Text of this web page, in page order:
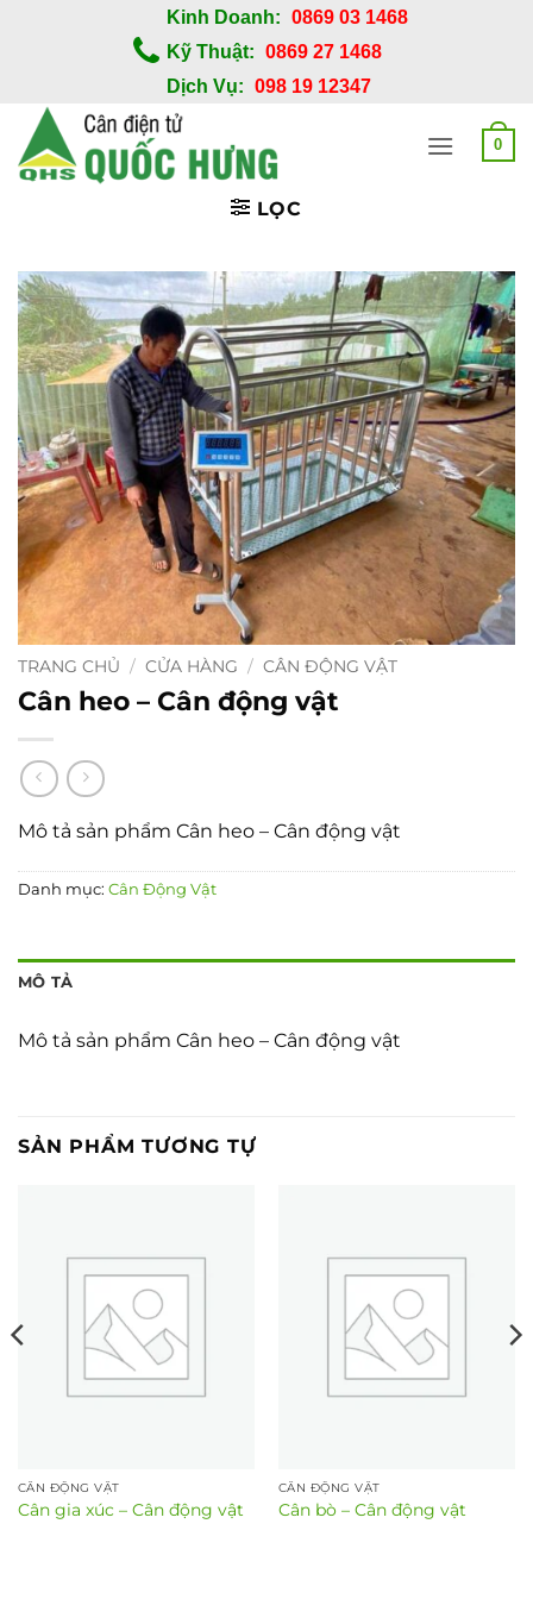
dung
Kinh Doanh: 0869 03 1468
Kỹ Thuật: 0869 27 1468
Dịch Vụ: 098 19 12347
0
LỌC
TRANG CHỦ / CỬA HÀNG / CÂN ĐỘNG VẬT
Cân heo – Cân động vật
Mô tả sản phẩm Cân heo – Cân động vật
Danh mục: Cân Động Vật
MÔ TẢ
Mô tả sản phẩm Cân heo – Cân động vật
SẢN PHẨM TƯƠNG TỰ
CÂN ĐỘNG VẬT
Cân gia xúc – Cân động vật
CÂN ĐỘNG VẬT
Cân bò – Cân động vật